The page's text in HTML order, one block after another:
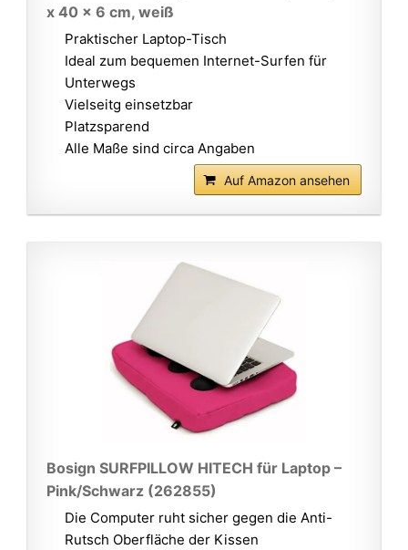
x 40 x 6 cm, weiß
Praktischer Laptop-Tisch
Ideal zum bequemen Internet-Surfen für
Unterwegs
Vielseitg einsetzbar
Platzsparend
Alle Maße sind circa Angaben
Auf Amazon ansehen
Bosign SURFPILLOW HITECH für Laptop –
Pink/Schwarz (262855)
Die Computer ruht sicher gegen die Anti-
Rutsch Oberfläche der Kissen